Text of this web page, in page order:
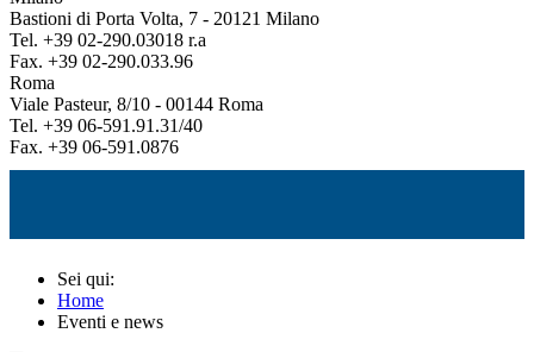
Bastioni di Porta Volta, 7 - 20121 Milano
Tel. +39 02-290.03018 r.a
Fax. +39 02-290.033.96
Roma
Viale Pasteur, 8/10 - 00144 Roma
Tel. +39 06-591.91.31/40
Fax. +39 06-591.0876
Sei qui:
Home
Eventi e news